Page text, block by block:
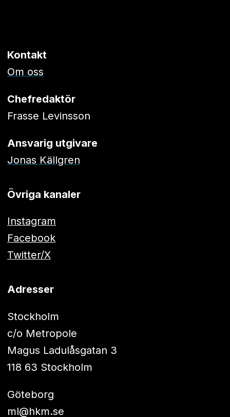
Kontakt
Om oss
Chefredaktör
Frasse Levinsson
Ansvarig utgivare
Jonas Källgren
Övriga kanaler
Instagram
Facebook
Twitter/X
Adresser
Stockholm
c/o Metropole
Magus Ladulåsgatan 3
118 63 Stockholm
Göteborg
ml@hkm.se